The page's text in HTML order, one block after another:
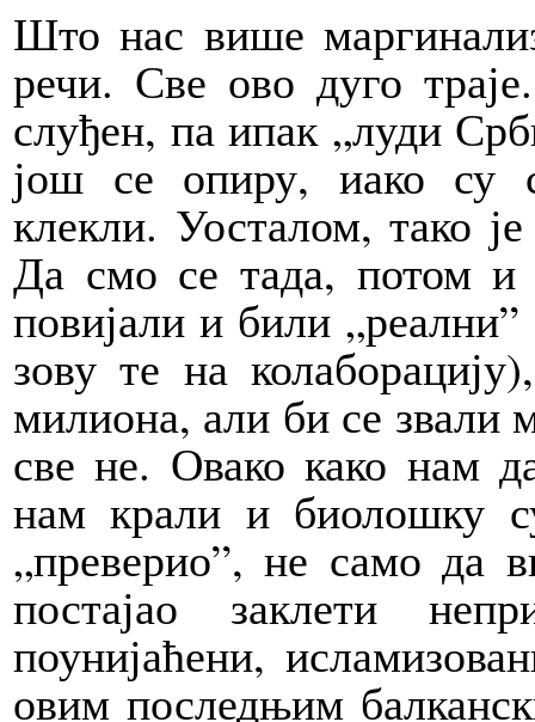
Што нас више
речи. Све ово дуго
слуђен, па ипак „луди
још се опиру, иако су
клекли. Уосталом, тако
Да смо се тада, потом
повијали и били
зову те на
милиона, али би се звали
све не. Овако како нам
нам крали и биолошку
„преверио”, не само да
постајао заклети
поунијаћени,
овим последњим